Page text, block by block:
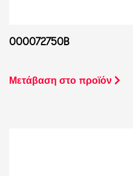
000072750B
Μετάβαση στο προϊόν